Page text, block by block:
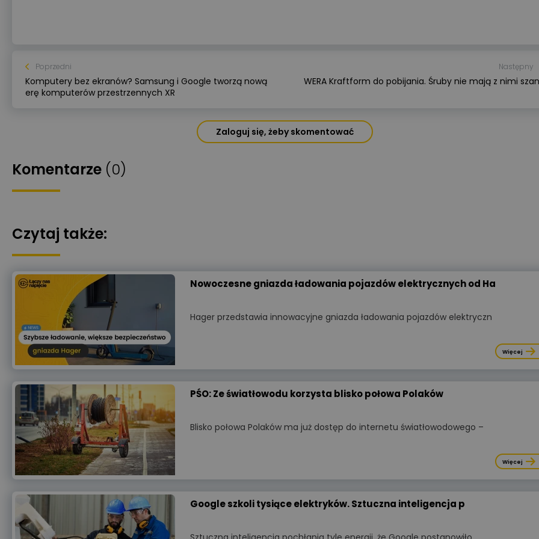
Poprzedni
Komputery bez ekranów? Samsung i Google tworzą nową
erę komputerów przestrzennych XR
Następny
WERA Kraftform do pobijania. Śruby nie mają z nimi
Zaloguj się, żeby skomentować
Komentarze (0)
Czytaj także:
Nowoczesne gniazda ładowania pojazdów elektrycznych od Ha
Hager przedstawia innowacyjne gniazda ładowania pojazdów elektryczn
Więcej
PŚO: Ze światłowodu korzysta blisko połowa Polaków
Blisko połowa Polaków ma już dostęp do internetu światłowodowego –
Więcej
Google szkoli tysiące elektryków. Sztuczna inteligencja p
Wprowadzenie rozliczeń w